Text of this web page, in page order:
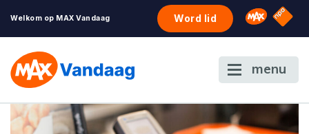
Welkom op MAX Vandaag Word lid Omroep
NPO
menu